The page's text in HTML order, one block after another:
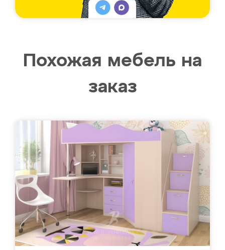
Похожая мебель на
заказ